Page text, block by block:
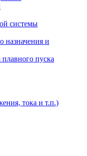
системы
назначения и
плавного пуска
тока и т.п.)